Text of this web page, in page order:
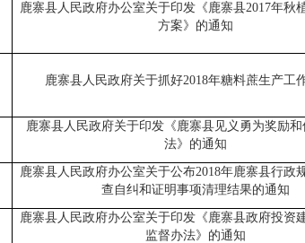
鹿寨县人民政府办公室关于印发《鹿寨县2017年秋
方案》的通知
鹿寨县人民政府关于抓好2018年糖料蔗生产工
鹿寨县人民政府关于印发《鹿寨县见义勇为奖励
法》的通知
鹿寨县人民政府办公室关于公布2018年鹿寨县行政
查自纠和证明事项清理结果的通知
鹿寨县人民政府办公室关于印发《鹿寨县政府投资
监督办法》的通知